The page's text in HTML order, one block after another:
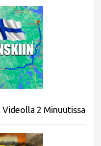
2 Minuutissa